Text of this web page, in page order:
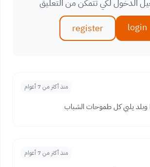
الدخول لكي تتمكن من التعليق
login
register
منذ أكثر من 7 أعوام
يلبي كل طموحات الشباب
منذ أكثر من 7 أعوام